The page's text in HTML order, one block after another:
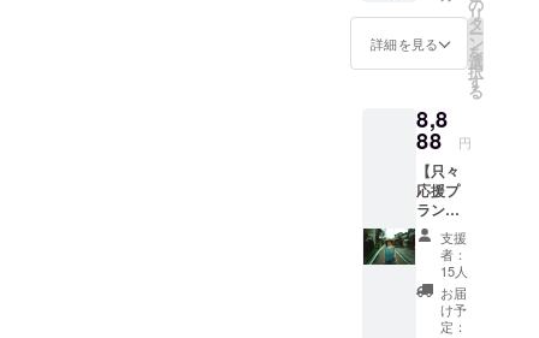
す。 ※
宿泊費
はご自
途ご負
担をお
願いい
たしま
す。
〈期
間〉
2026/10
/1〜
2027/5/
31
宿泊人
知らせ
くださ
泊可能
・素泊
まりま
間〉
2026年
9/1〜
2026年
12/20ま
での3ヶ
月限定
となり
ます。
ご予約
はプロ
ジェク
ます。
メッ
セージ
をお送
りしま
※8888
円、
77777
円のリ
ターン
と同じ
になり
ます。
詳細を見る
リ
タ
ー
ン
を
選
択
す
る
8,8
88 円
【只々
応援プ
ラン！
お礼の
メッ
セー
ジ】 感
謝の気
持ちを
支援
者：
15人
お届
け予
定：